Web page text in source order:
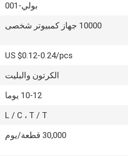
بولي-001
10000 جهاز كمبيوتر شخصى
US $0.12-0.24/pcs
الكرتون والبليت
10-12 يوما
L / C ، T / T
30,000 قطعة/يوم